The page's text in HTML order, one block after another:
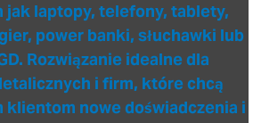
laptopy, telefony, tablety,
power banki, słuchawki lub
Rozwiązanie idealne dla
i firm, które chcą
klientom nowe doświadczenia i